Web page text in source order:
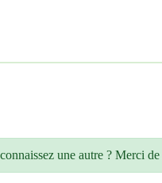
une autre ? Merci de